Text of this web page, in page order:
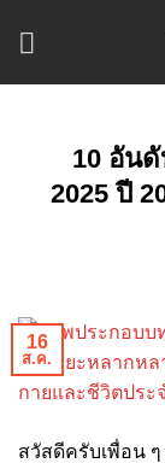
10 อัน
2025 ปี
16
ส.ค.
สวัสดีครับเพื่อน ๆ